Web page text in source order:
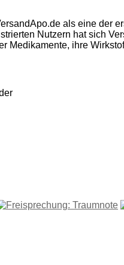
als eine der
Nutzern hat sich
Medikamente, ihre